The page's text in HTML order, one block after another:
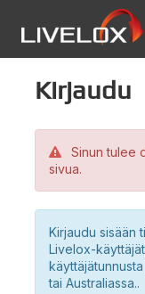
Kirjaudu
Sinun tulee
sivua.
Kirjaudu sisään
Livelox-
tai Australiassa..